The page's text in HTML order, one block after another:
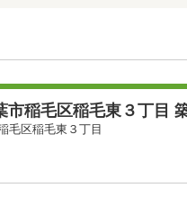
市稲毛区稲毛東３丁目
毛区稲毛東３丁目